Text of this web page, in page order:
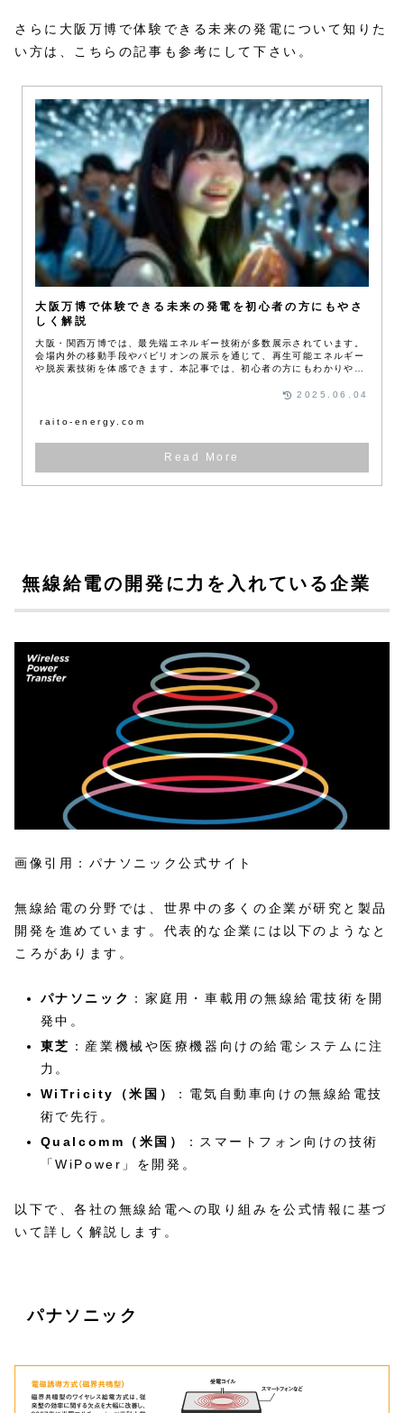
さらに大阪万博で体験できる未来の発電について知りた
い方は、こちらの記事も参考にして下さい。
大阪万博で体験できる未来の発電を初心者の方にもやさ
しく解説
大阪・関西万博では、最先端エネルギー技術が多数展示されています。
会場内外の移動手段やパビリオンの展示を通じて、再生可能エネルギー
や脱炭素技術を体感できます。本記事では、初心者の方にもわかりやす
raito-energy.com
2025.06.04
無線給電の開発に力を入れている企業
画像引用：パナソニック公式サイト
無線給電の分野では、世界中の多くの企業が研究と製品
開発を進めています。代表的な企業には以下のようなと
ころがあります。
パナソニック
：家庭用・車載用の無線給電技術を開
発中。
東芝 ：産業機械や医療機器向けの給電システムに注
力。
WiTricity（米国）
：電気自動車向けの無線給電技
術で先行。
Qualcomm（米国）
：スマートフォン向けの技術
「WiPower」を開発。
以下で、各社の無線給電への取り組みを公式情報に基づ
いて詳しく解説します。
パナソニック